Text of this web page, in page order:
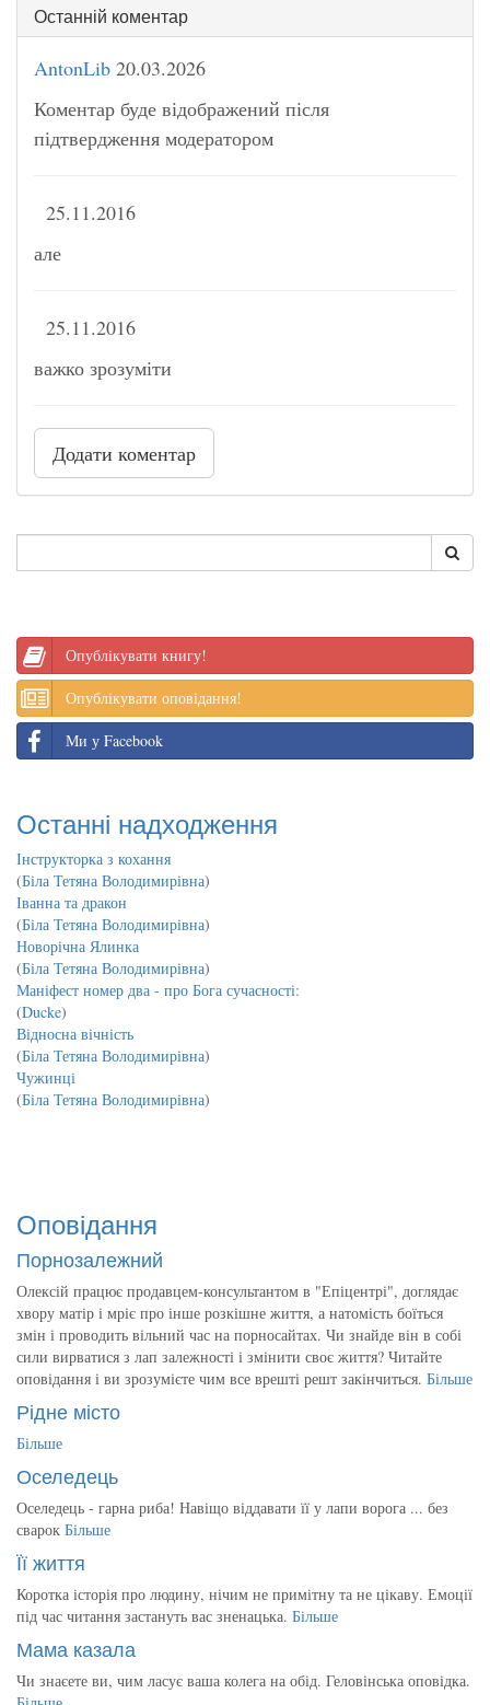
Останній коментар
AntonLib 20.03.2026
Коментар буде відображений після
підтвердження модератором
25.11.2016
але
25.11.2016
важко зрозуміти
Додати коментар
Опублікувати книгу!
Опублікувати оповідання!
Ми у Facebook
Останні надходження
Інструкторка з кохання
(Біла Тетяна Володимирівна)
Іванна та дракон
(Біла Тетяна Володимирівна)
Новорічна Ялинка
(Біла Тетяна Володимирівна)
Маніфест номер два - про Бога сучасності:
(Ducke)
Відносна вічність
(Біла Тетяна Володимирівна)
Чужинці
(Біла Тетяна Володимирівна)
Оповідання
Порнозалежний
Олексій працює продавцем-консультантом в "Епіцентрі", доглядає
хвору матір і мріє про інше розкішне життя, а натомість боїться
змін і проводить вільний час на порносайтах. Чи знайде він в собі
сили вирватися з лап залежності і змінити своє життя? Читайте
оповідання і ви зрозумієте чим все врешті решт закінчиться. Більше
Рідне місто
Більше
Оселедець
Оселедець - гарна риба! Навіщо віддавати її у лапи ворога ... без
сварок Більше
Її життя
Коротка історія про людину, нічим не примітну та не цікаву. Емоції
під час читання застануть вас зненацька. Більше
Мама казала
Чи знаєете ви, чим ласує ваша колега на обід. Геловінська оповідка.